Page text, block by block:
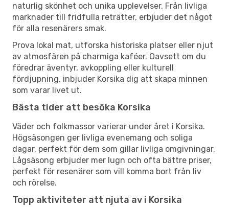
naturlig skönhet och unika upplevelser. Från livliga
marknader till fridfulla reträtter, erbjuder det något
för alla resenärers smak.
Prova lokal mat, utforska historiska platser eller njut
av atmosfären på charmiga kaféer. Oavsett om du
föredrar äventyr, avkoppling eller kulturell
fördjupning, inbjuder Korsika dig att skapa minnen
som varar livet ut.
Bästa tider att besöka Korsika
Väder och folkmassor varierar under året i Korsika.
Högsäsongen ger livliga evenemang och soliga
dagar, perfekt för dem som gillar livliga omgivningar.
Lågsäsong erbjuder mer lugn och ofta bättre priser,
perfekt för resenärer som vill komma bort från liv
och rörelse.
Topp aktiviteter att njuta av i Korsika